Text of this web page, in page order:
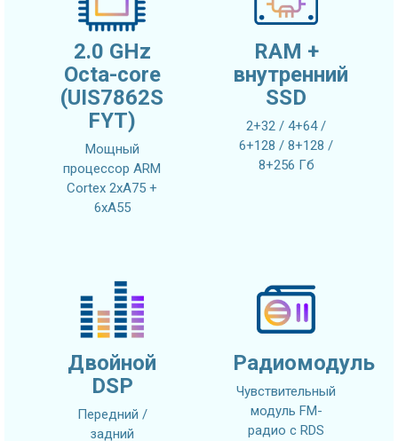
2.0 GHz
Octa-core
(UIS7862S
FYT)
Мощный
процессор ARM
Cortex 2xA75 +
6xA55
RAM +
внутренний
SSD
2+32 / 4+64 /
6+128 / 8+128 /
8+256 Гб
Двойной
DSP
Передний /
задний
Радиомодуль
Чувствительный
модуль FM-
радио с RDS